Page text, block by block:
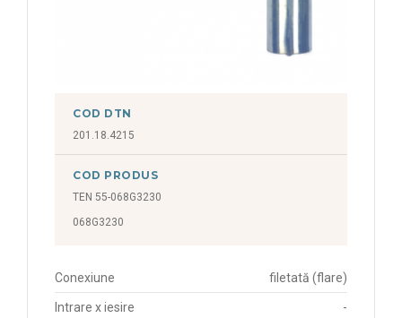
COD DTN
201.18.4215
COD PRODUS
TEN 55-068G3230
068G3230
Conexiune filetată (flare)
Intrare x iesire -